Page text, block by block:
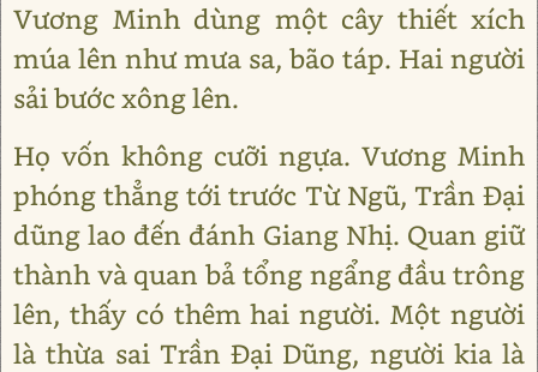
Vương Minh dùng một cây thiết xích
múa lên như mưa sa, bão táp. Hai người
sải bước xông lên.
Họ vốn không cưỡi ngựa. Vương Minh
phóng thẳng tới trước Từ Ngũ, Trần Đại
dũng lao đến đánh Giang Nhị. Quan giữ
thành và quan bả tổng ngẩng đầu trông
lên, thấy có thêm hai người. Một người
là thừa sai Trần Đại Dũng, người kia là